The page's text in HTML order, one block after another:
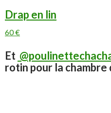
Drap en lin
60 €
Et ​​​​​​​
rotin pour la